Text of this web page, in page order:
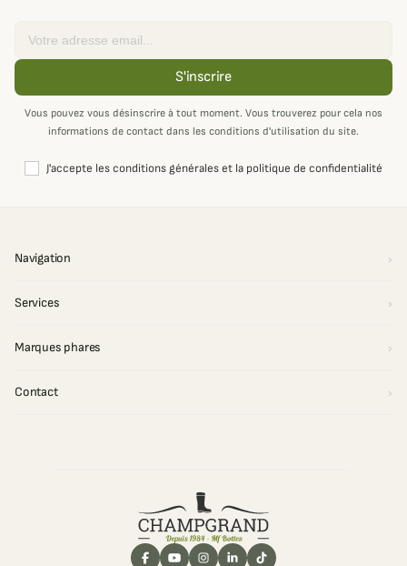
S'inscrire
Vous pouvez vous désinscrire à tout moment. Vous trouverez pour cela nos
informations de contact dans les conditions d'utilisation du site.
J'accepte les conditions générales et la politique de confidentialité
Navigation
Services
Marques phares
Contact